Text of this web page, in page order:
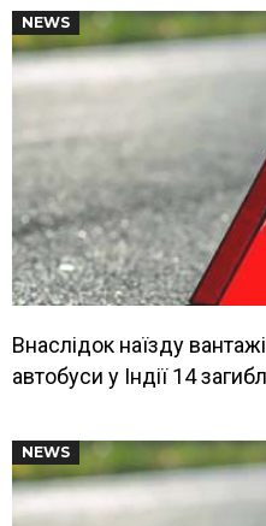
NEWS
Внаслідок наїзду
автобуси у Індії 14
NEWS